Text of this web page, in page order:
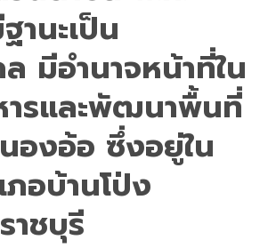
านะเป็น
มีอำนาจหน้าที่ใน
ารและพัฒนาพื้นที่
องอ้อ ซึ่งอยู่ใน
ภอบ้านโป่ง
าชบุรี